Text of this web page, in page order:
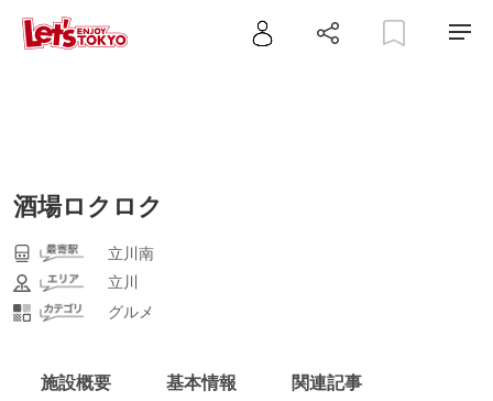
酒場ロクロク
立川南
立川
グルメ
施設概要 基本情報 関連記事